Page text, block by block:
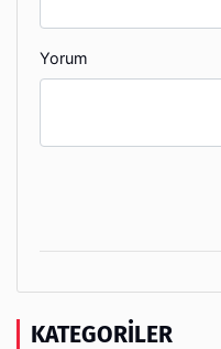
Yorum
KATEGORILER